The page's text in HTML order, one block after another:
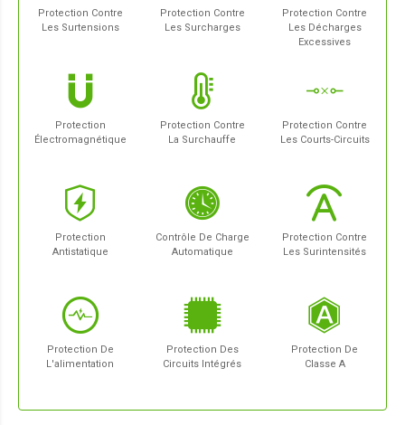
Protection Contre
Les Surtensions
Protection Contre
Les Surcharges
Protection Contre
Les Décharges
Excessives
Protection
Électromagnétique
Protection Contre
La Surchauffe
Protection Contre
Les Courts-Circuits
Protection
Antistatique
Contrôle De Charge
Automatique
Protection Contre
Les Surintensités
Protection De
L'alimentation
Protection Des
Circuits Intégrés
Protection De
Classe A